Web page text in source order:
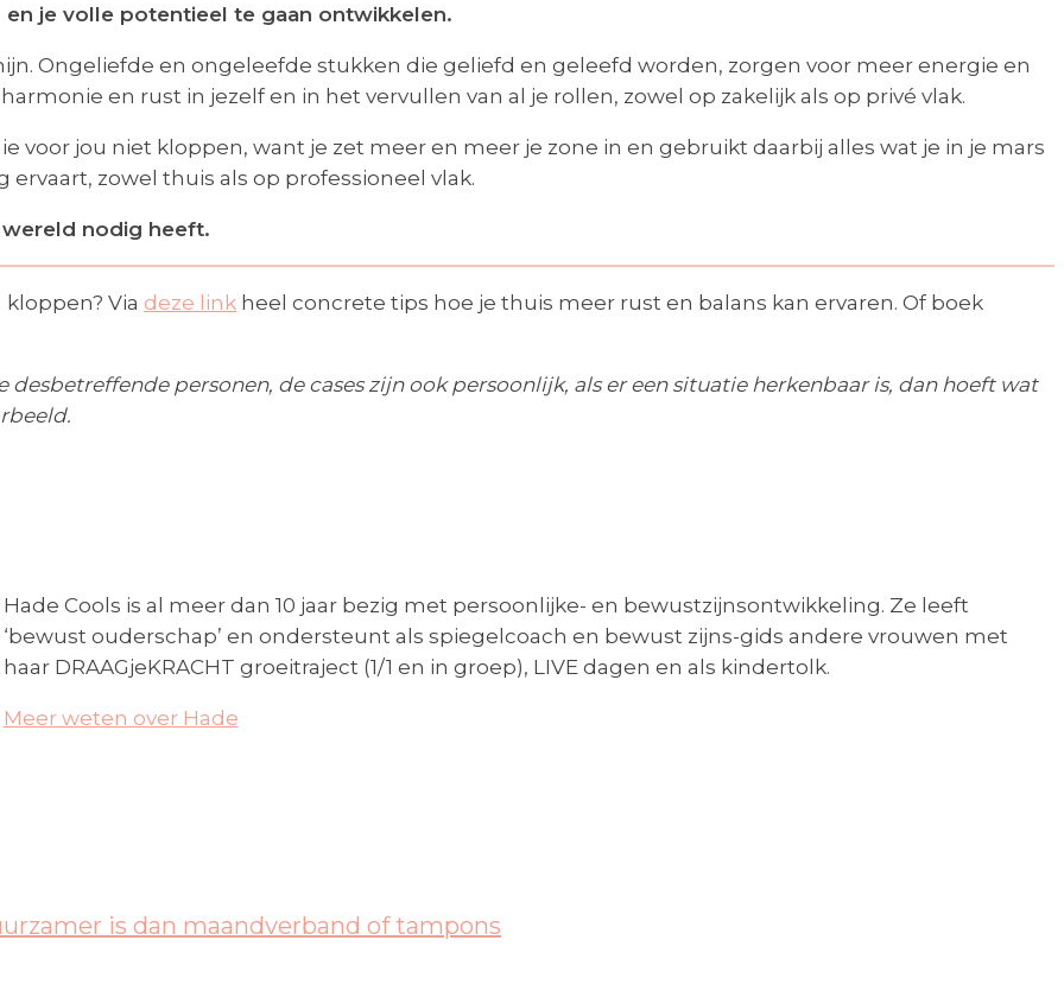
en je volle potentieel te gaan ontwikkelen.
Ongeliefde en ongeleefde stukken die geliefd en geleefd worden, zorgen voor meer energie en
en rust in jezelf en in het vervullen van al je rollen, zowel op zakelijk als op privé vlak.
voor jou niet kloppen, want je zet meer en meer je zone in en gebruikt daarbij alles wat je in je mars
zowel thuis als op professioneel vlak.
wereld nodig heeft.
Via deze link heel concrete tips hoe je thuis meer rust en balans kan ervaren. Of boek
personen, de cases zijn ook persoonlijk, als er een situatie herkenbaar is, dan hoeft wat
Hade Cools is al meer dan 10 jaar bezig met persoonlijke- en bewustzijnsontwikkeling. Ze leeft
‘bewust ouderschap’ en ondersteunt als spiegelcoach en bewust zijns-gids andere vrouwen met
haar DRAAGjeKRACHT groeitraject (1/1 en in groep), LIVE dagen en als kindertolk.
Meer weten over Hade
is dan maandverband of tampons